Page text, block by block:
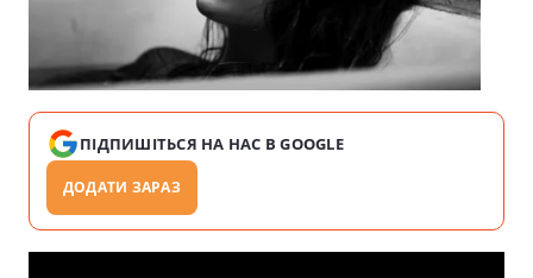
ПІДПИШІТЬСЯ НА НАС В GOOGLE
ДОДАТИ ЗАРАЗ